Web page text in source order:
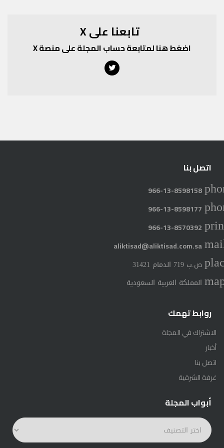
تابعنا على X
اضغط هنا لمتابعة حساب المجلة على منصة X
Twitter
اتصل بنا
966-13-8598158
966-13-8598177
966-13-8570392
aliktisad@aliktisad.com.sa
ص.ب 719 الدمام 31421
المملكة العربية السعودية
روابط تهمك
الاشتراك في المجلة
أخبار
اتصل بنا
غرفة الشرقية
أبواب المجلة
أبواب
المجلة